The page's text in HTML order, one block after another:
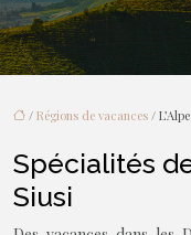
/ Régions de vacances /
Spécialités
Siusi